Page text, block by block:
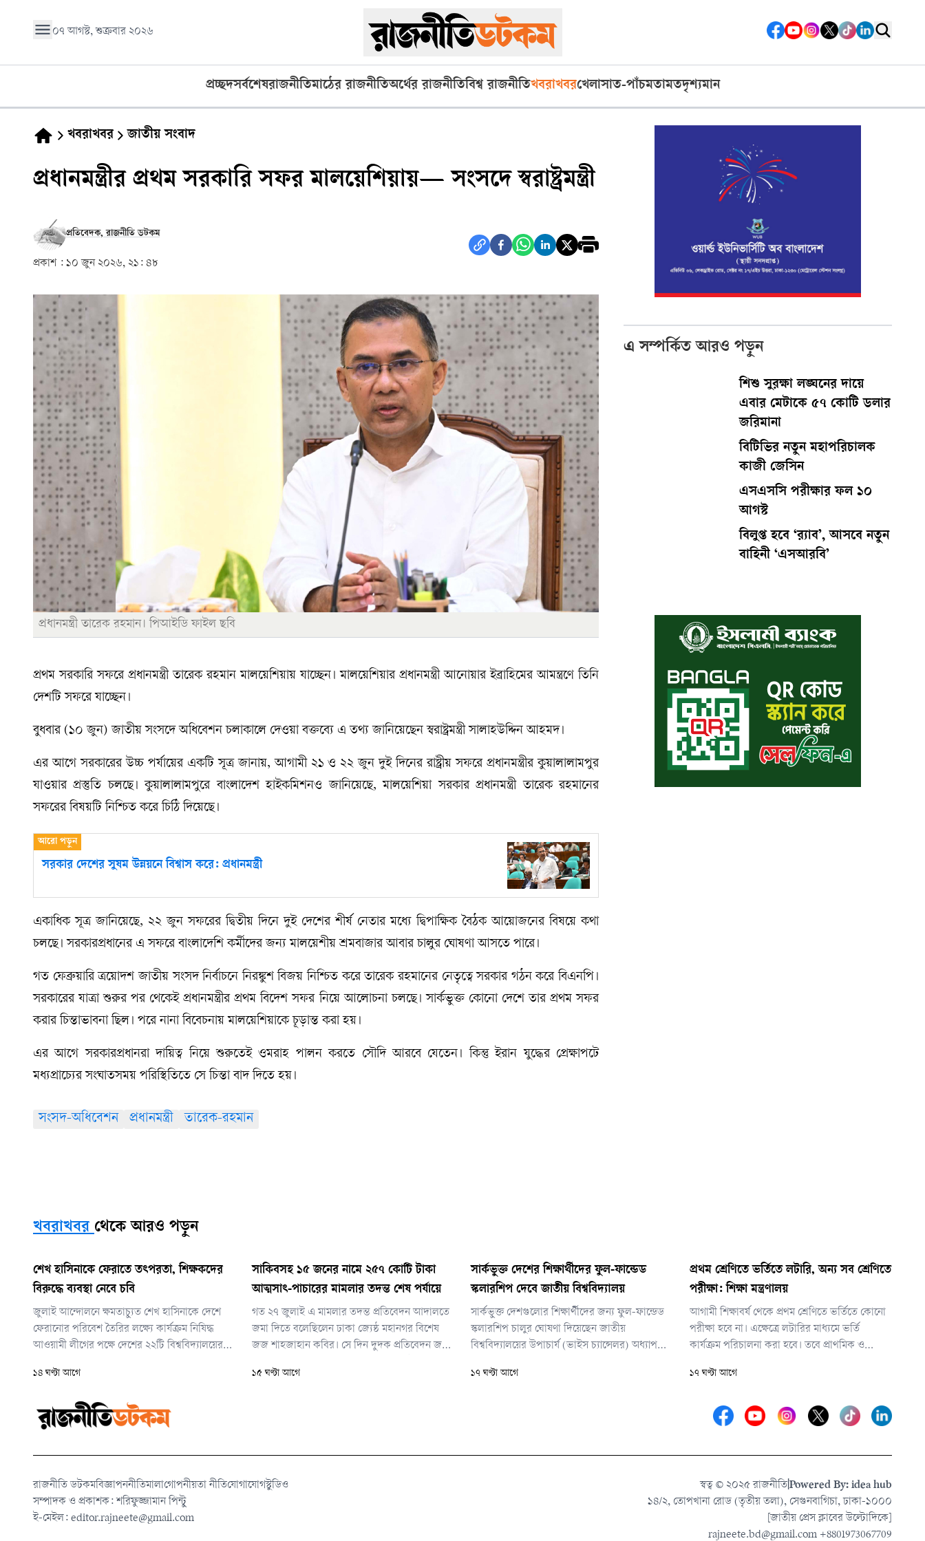
০৭ আগস্ট, শুক্রবার ২০২৬
প্রচ্ছদসর্বশেষরাজনীতিমাঠের রাজনীতিঅর্থের রাজনীতিবিশ্ব রাজনীতিখবরাখবরখেলাসাত-পাঁচমতামতদৃশ্যমান
খবরাখবর জাতীয় সংবাদ
প্রধানমন্ত্রীর প্রথম সরকারি সফর মালয়েশিয়ায়— সংসদে স্বরাষ্ট্রমন্ত্রী
প্রতিবেদক, রাজনীতি ডটকম
প্রকাশ : ১০ জুন ২০২৬, ২১: ৪৮
প্রধানমন্ত্রী তারেক রহমান। পিআইডি ফাইল ছবি
প্রথম সরকারি সফরে প্রধানমন্ত্রী তারেক রহমান মালয়েশিয়ায় যাচ্ছেন। মালয়েশিয়ার প্রধানমন্ত্রী আনোয়ার ইব্রাহিমের আমন্ত্রণে তিনি
দেশটি সফরে যাচ্ছেন।
বুধবার (১০ জুন) জাতীয় সংসদে অধিবেশন চলাকালে দেওয়া বক্তব্যে এ তথ্য জানিয়েছেন স্বরাষ্ট্রমন্ত্রী সালাহউদ্দিন আহমদ।
এর আগে সরকারের উচ্চ পর্যায়ের একটি সূত্র জানায়, আগামী ২১ ও ২২ জুন দুই দিনের রাষ্ট্রীয় সফরে প্রধানমন্ত্রীর কুয়ালালামপুর
যাওয়ার প্রস্তুতি চলছে। কুয়ালালামপুরে বাংলাদেশ হাইকমিশনও জানিয়েছে, মালয়েশিয়া সরকার প্রধানমন্ত্রী তারেক রহমানের
সফরের বিষয়টি নিশ্চিত করে চিঠি দিয়েছে।
সরকার দেশের সুষম উন্নয়নে বিশ্বাস করে: প্রধানমন্ত্রী
একাধিক সূত্র জানিয়েছে, ২২ জুন সফরের দ্বিতীয় দিনে দুই দেশের শীর্ষ নেতার মধ্যে দ্বিপাক্ষিক বৈঠক আয়োজনের বিষয়ে কথা
চলছে। সরকারপ্রধানের এ সফরে বাংলাদেশি কর্মীদের জন্য মালয়েশীয় শ্রমবাজার আবার চালুর ঘোষণা আসতে পারে।
গত ফেব্রুয়ারি ত্রয়োদশ জাতীয় সংসদ নির্বাচনে নিরঙ্কুশ বিজয় নিশ্চিত করে তারেক রহমানের নেতৃত্বে সরকার গঠন করে বিএনপি।
সরকারের যাত্রা শুরুর পর থেকেই প্রধানমন্ত্রীর প্রথম বিদেশ সফর নিয়ে আলোচনা চলছে। সার্কভুক্ত কোনো দেশে তার প্রথম সফর
করার চিন্তাভাবনা ছিল। পরে নানা বিবেচনায় মালয়েশিয়াকে চূড়ান্ত করা হয়।
এর আগে সরকারপ্রধানরা দায়িত্ব নিয়ে শুরুতেই ওমরাহ পালন করতে সৌদি আরবে যেতেন। কিন্তু ইরান যুদ্ধের প্রেক্ষাপটে
মধ্যপ্রাচ্যের সংঘাতসময় পরিস্থিতিতে সে চিন্তা বাদ দিতে হয়।
সংসদ-অধিবেশন প্রধানমন্ত্রী তারেক-রহমান
এ সম্পর্কিত আরও পড়ুন
শিশু সুরক্ষা লঙ্ঘনের দায়ে
এবার মেটাকে ৫৭ কোটি ডলার
জরিমানা
বিটিভির নতুন মহাপরিচালক
কাজী জেসিন
এসএসসি পরীক্ষার ফল ১০
আগস্ট
বিলুপ্ত হবে ‘র‍্যাব’, আসবে নতুন
বাহিনী ‘এসআরবি’
খবরাখবর থেকে আরও পড়ুন
শেখ হাসিনাকে ফেরাতে তৎপরতা, শিক্ষকদের
বিরুদ্ধে ব্যবস্থা নেবে চবি
জুলাই আন্দোলনে ক্ষমতাচ্যুত শেখ হাসিনাকে দেশে
ফেরানোর পরিবেশ তৈরির লক্ষ্যে কার্যক্রম নিষিদ্ধ
আওয়ামী লীগের পক্ষে দেশের ২২টি বিশ্ববিদ্যালয়ের
প্রেক্ষাপটে চবি প্রশাসন এ সিদ্ধান্ত নিয়েছে। বিভিন্ন
চবির ৯ শিক্ষকের নাম পাও
১৪ ঘণ্টা আগে
সাকিবসহ ১৫ জনের নামে ২৫৭ কোটি টাকা
আত্মসাৎ-পাচারের মামলার তদন্ত শেষ পর্যায়ে
গত ২৭ জুলাই এ মামলার তদন্ত প্রতিবেদন আদালতে
জমা দিতে বলেছিলেন ঢাকা জ্যেষ্ঠ মহানগর বিশেষ
জজ শাহজাহান কবির। সে দিন দুদক প্রতিবেদন জমা
প্রতিবেদন জমার পরবর্তী দিন নির্ধারণ করে দেন।
১৫ ঘণ্টা আগে
সার্কভুক্ত দেশের শিক্ষার্থীদের ফুল-ফান্ডেড
স্কলারশিপ দেবে জাতীয় বিশ্ববিদ্যালয়
সার্কভুক্ত দেশগুলোর শিক্ষার্থীদের জন্য ফুল-ফান্ডেড
স্কলারশিপ চালুর ঘোষণা দিয়েছেন জাতীয়
বিশ্ববিদ্যালয়ের উপাচার্য (ভাইস চ্যান্সেলর) অধ্যাপক
নেপালের শিক্ষার্থীদের জন্য জাতীয় বিশ্ববিদ্যালয়ে
১৭ ঘণ্টা আগে
প্রথম শ্রেণিতে ভর্তিতে লটারি, অন্য সব শ্রেণিতে
পরীক্ষা: শিক্ষা মন্ত্রণালয়
আগামী শিক্ষাবর্ষ থেকে প্রথম শ্রেণিতে ভর্তিতে কোনো
পরীক্ষা হবে না। এক্ষেত্রে লটারির মাধ্যমে ভর্তি
কার্যক্রম পরিচালনা করা হবে। তবে প্রাথমিক ও
পরীক্ষা নেওয়া হবে।
১৭ ঘণ্টা আগে
রাজনীতি ডটকমবিজ্ঞাপননীতিমালাগোপনীয়তা নীতিযোগাযোগস্টুডিও
সম্পাদক ও প্রকাশক: শরিফুজ্জামান পিন্টু
ই-মেইল: editor.rajneete@gmail.com
স্বত্ব © ২০২৫ রাজনীতিPowered By: idea hub
১৪/২, তোপখানা রোড (তৃতীয় তলা), সেগুনবাগিচা, ঢাকা-১০০০
[জাতীয় প্রেস ক্লাবের উল্টোদিকে]
rajneete.bd@gmail.com +8801973067709